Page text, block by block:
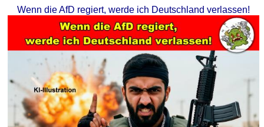
Wenn die AfD regiert, werde ich Deutschland verlassen!